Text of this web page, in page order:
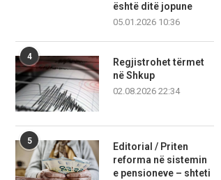
është ditë jopune
05.01.2026 10:36
4
Regjistrohet tërmet
në Shkup
02.08.2026 22:34
5
Editorial / Priten
reforma në sistemin
e pensioneve – shteti